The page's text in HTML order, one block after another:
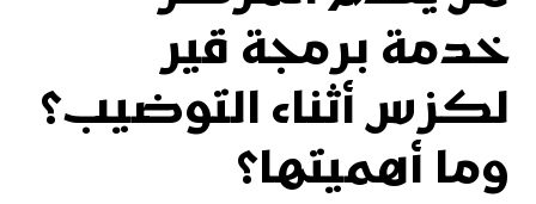
خدمة برمجة قير
لكزس أثناء التوضيب؟
وما أهميتها؟